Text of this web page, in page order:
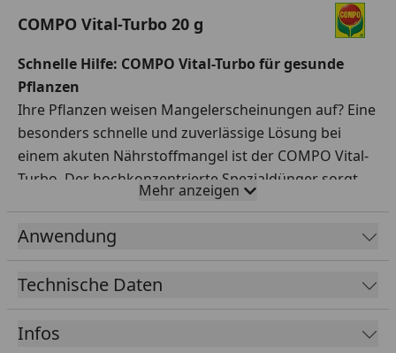
COMPO Vital-Turbo 20 g
Schnelle Hilfe: COMPO Vital-Turbo für gesunde
Pflanzen
Ihre Pflanzen weisen Mangelerscheinungen auf? Eine
besonders schnelle und zuverlässige Lösung bei
einem akuten Nährstoffmangel ist der COMPO Vital-
Turbo. Der hochkonzentrierte Spezialdünger sorgt
für gesunde und vitale Pflanzen – und das mit
einfacher Anwendung dank praktischer
Portionsgröße. Gleichzeitig ist der Dünger auch
schnell mit allen notwendigen Nährstoffen versorgt
werden.
Mehr anzeigen
Anwendung
Technische Daten
Infos